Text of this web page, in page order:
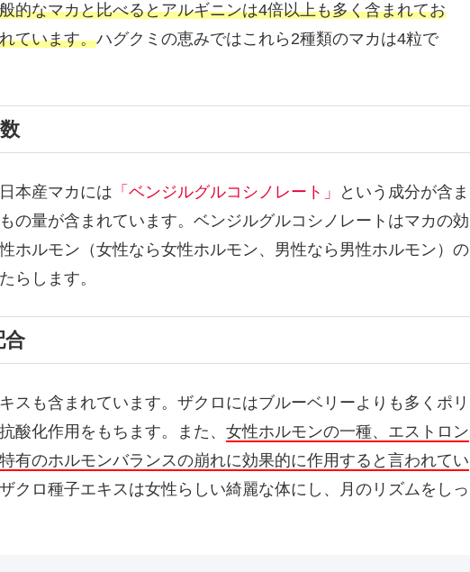
的なマカと比べるとアルギニンは4倍以上も多く含まれてお
ています。ハグクミの恵みではこれら2種類のマカは4粒で
本産マカには 「ベンジルグルコシノレート」
という成分が含ま
の量が含まれています。ベンジルグルコシノレートはマカの効
ホルモン（女性なら女性ホルモン、男性なら男性ホルモン）の
らします。
合
スも含まれています。ザクロにはブルーベリーよりも多くポリ
酸化作用をもちます。また、 女性ホルモンの一種、エストロン
有のホルモンバランスの崩れに効果的に作用すると言われてい
クロ種子エキスは女性らしい綺麗な体にし、月のリズムをしっ